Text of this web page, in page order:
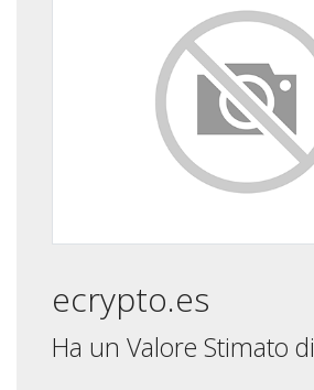
ecrypto.es
Ha un Valore Stimato di